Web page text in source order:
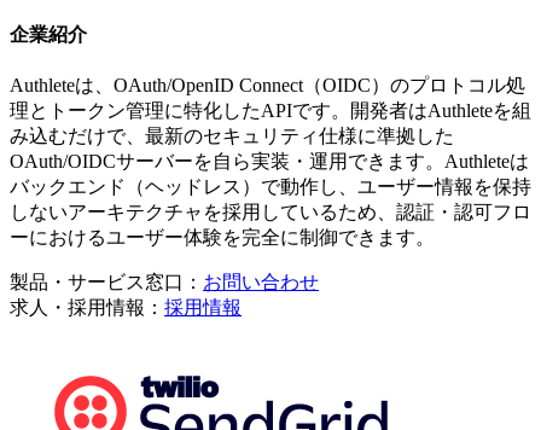
企業紹介
Authleteは、OAuth/OpenID Connect（OIDC）のプロトコル処
理とトークン管理に特化したAPIです。開発者はAuthleteを組
み込むだけで、最新のセキュリティ仕様に準拠した
OAuth/OIDCサーバーを自ら実装・運用できます。Authleteは
バックエンド（ヘッドレス）で動作し、ユーザー情報を保持
しないアーキテクチャを採用しているため、認証・認可フロ
ーにおけるユーザー体験を完全に制御できます。
製品・サービス窓口： お問い合わせ
求人・採用情報： 採用情報